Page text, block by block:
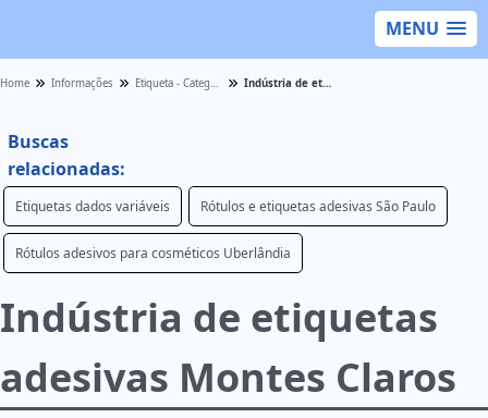
MENU
Home Informações Etiqueta - Categoria Indústria de etiquetas adesivas Montes Claros
Buscas
relacionadas:
Etiquetas dados variáveis Rótulos e etiquetas adesivas São Paulo
Rótulos adesivos para cosméticos Uberlândia
Indústria de etiquetas
adesivas Montes Claros